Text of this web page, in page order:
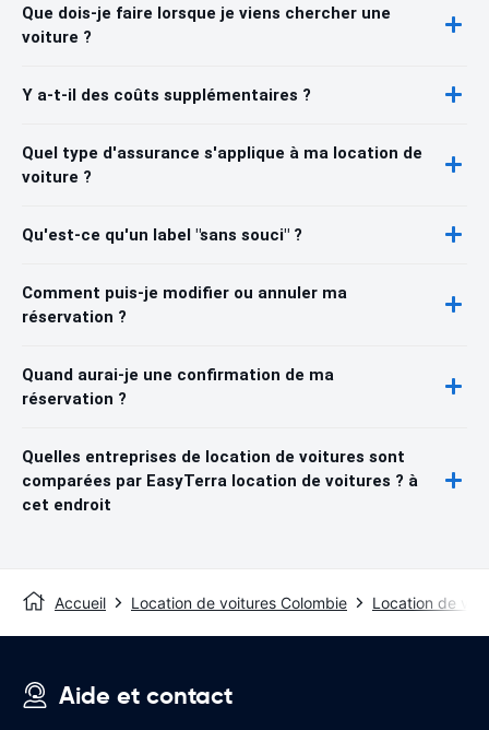
Que dois-je faire lorsque je viens chercher une
voiture ?
Y a-t-il des coûts supplémentaires ?
Quel type d'assurance s'applique à ma location de
voiture ?
Qu'est-ce qu'un label "sans souci" ?
Comment puis-je modifier ou annuler ma
réservation ?
Quand aurai-je une confirmation de ma
réservation ?
Quelles entreprises de location de voitures sont
comparées par EasyTerra location de voitures ? à
cet endroit
Accueil Location de voitures Colombie Location de
Aide et contact